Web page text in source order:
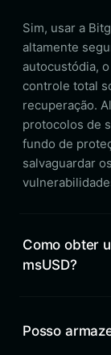
Sim, usar a
altamente
autocustódia,
controle total
recuperação.
protocolos de
fundo de
salvaguardar
Como obter
msUSD?
Posso